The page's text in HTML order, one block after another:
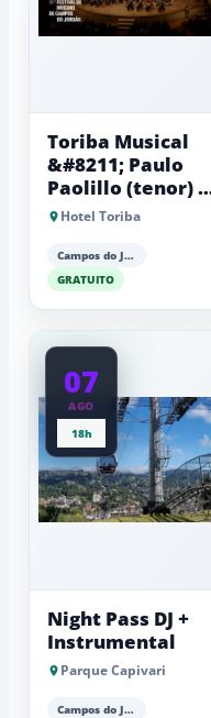
Toriba Musical
&#8211; Paulo
Paolillo (tenor) e
Antonio Luiz
Hotel Toriba
Campos do Jordão
GRATUITO
07
AGO
18h
Night Pass DJ +
Instrumental
Parque Capivari
Campos do Jordão